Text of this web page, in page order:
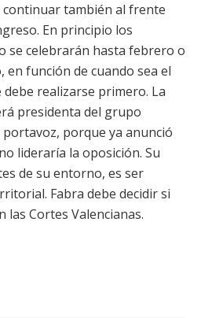
continuar también al frente
En principio los
se celebrarán hasta febrero o
en función de cuando sea el
realizarse primero. La
presidenta del grupo
porque ya anunció
lideraría la oposición. Su
de su entorno, es ser
Fabra debe decidir si
las Cortes Valencianas.